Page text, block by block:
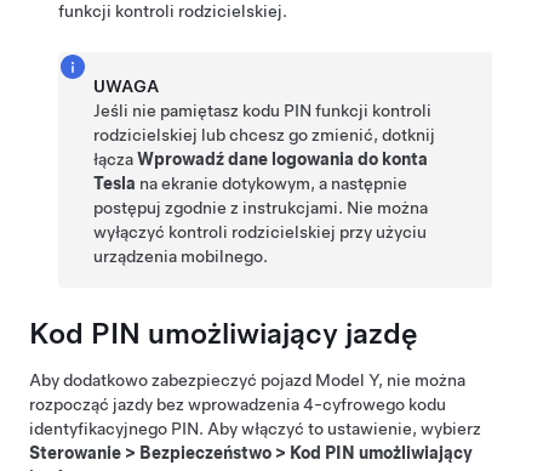
funkcji kontroli rodzicielskiej.
UWAGA
Jeśli nie pamiętasz kodu PIN funkcji kontroli
rodzicielskiej lub chcesz go zmienić, dotknij
łączaWprowadź dane logowania do konta
Tesla na ekranie dotykowym, a następnie
postępuj zgodnie z instrukcjami. Nie można
wyłączyć kontroli rodzicielskiej przy użyciu
urządzenia mobilnego.
Kod PIN umożliwiający jazdę
Aby dodatkowo zabezpieczyć pojazd Model Y, nie można
rozpocząć jazdy bez wprowadzenia 4-cyfrowego kodu
identyfikacyjnego PIN. Aby włączyć to ustawienie, wybierz
Sterowanie > Bezpieczeństwo > Kod PIN umożliwiający